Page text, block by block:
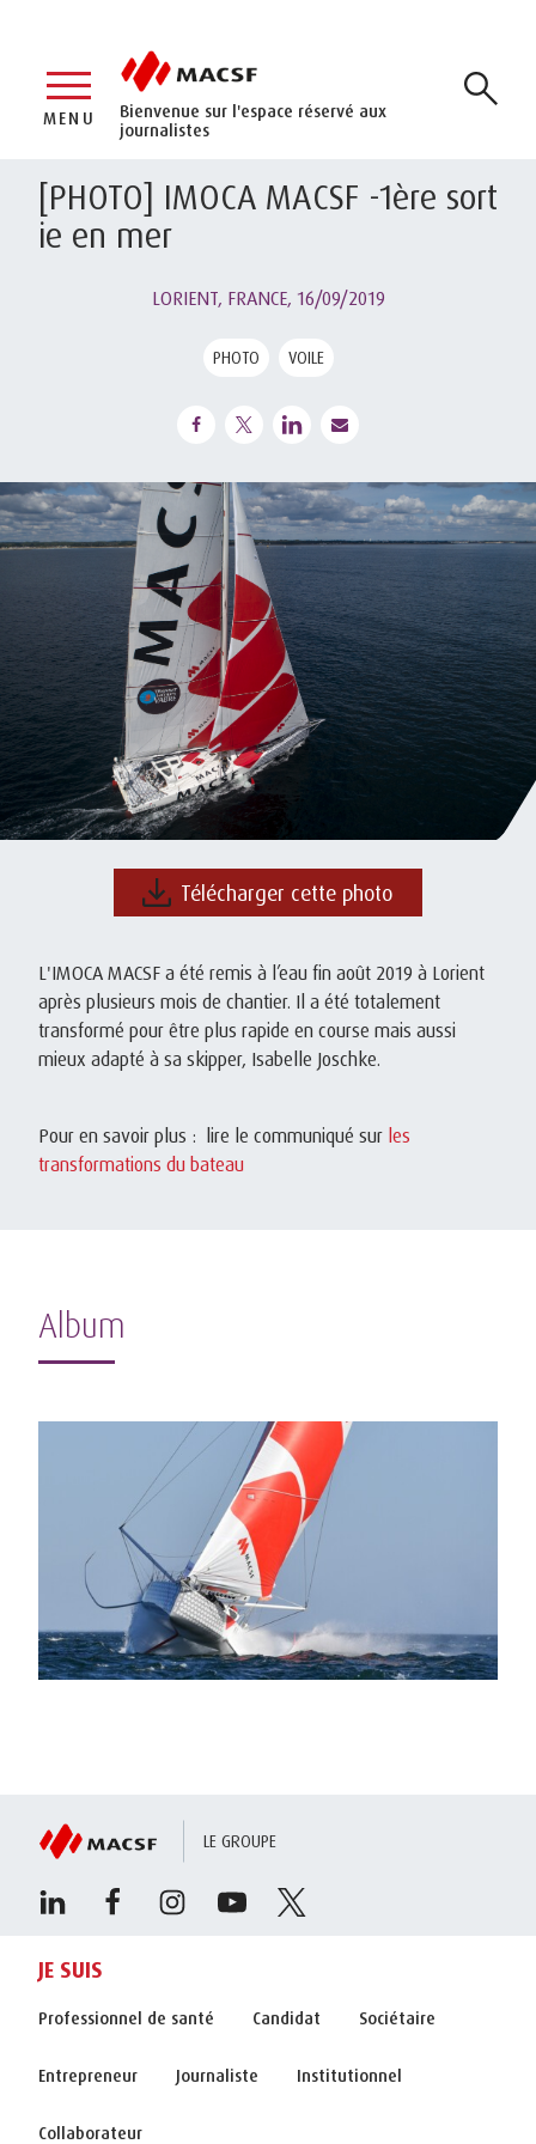
Bienvenue sur l'espace réservé aux
journalistes
MENU
[PHOTO] IMOCA MACSF -1ère sort
ie en mer
LORIENT, FRANCE, 16/09/2019
PHOTO VOILE
Télécharger cette photo
L'IMOCA MACSF a été remis à l’eau fin août 2019 à Lorient
après plusieurs mois de chantier. Il a été totalement
transformé pour être plus rapide en course mais aussi
mieux adapté à sa skipper, Isabelle Joschke.
Pour en savoir plus : lire le communiqué sur les
transformations du bateau
Album
LE GROUPE
JE SUIS
Professionnel de santé Candidat Sociétaire
Entrepreneur Journaliste Institutionnel
Collaborateur